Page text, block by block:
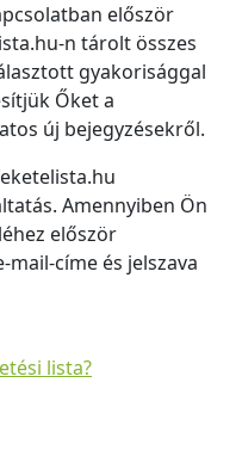
először
n tárolt összes
gyakorisággal
Őket a
új bejegyzésekről.
Amennyiben Ön
először
mail-címe és jelszava
lista?